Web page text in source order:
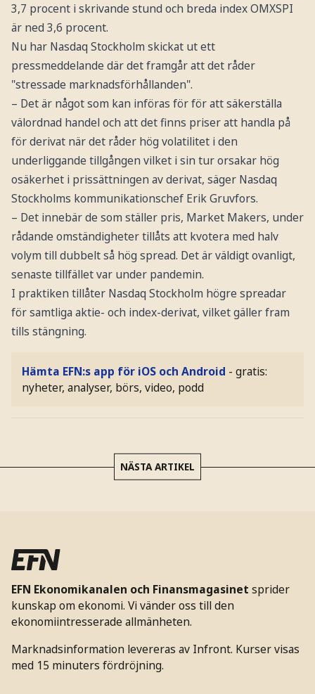
3,7 procent i skrivande stund och breda index OMXSPI
är ned 3,6 procent.
Nu har Nasdaq Stockholm skickat ut ett
pressmeddelande där det framgår att det råder
"stressade marknadsförhållanden".
– Det är något som kan införas för för att säkerställa
välordnad handel och att det finns priser att handla på
för derivat när det råder hög volatilitet i den
underliggande tillgången vilket i sin tur orsakar hög
osäkerhet i prissättningen av derivat, säger Nasdaq
Stockholms kommunikationschef Erik Gruvfors.
– Det innebär de som ställer pris, Market Makers, under
rådande omständigheter tillåts att kvotera med halv
volym till dubbelt så hög spread. Det är väldigt ovanligt,
senaste tillfället var under pandemin.
I praktiken tillåter Nasdaq Stockholm högre spreadar
för samtliga aktie- och index-derivat, vilket gäller fram
tills stängning.
Hämta EFN:s app för iOS och Android - gratis:
nyheter, analyser, börs, video, podd
NÄSTA ARTIKEL
EFN Ekonomikanalen och Finansmagasinet sprider
kunskap om ekonomi. Vi vänder oss till den
ekonomiintresserade allmänheten.
Marknadsinformation levereras av Infront. Kurser visas
med 15 minuters fördröjning.